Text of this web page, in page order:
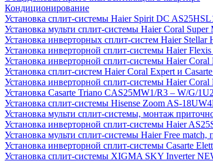
Кондиционирование
Установка сплит-системы Haier Spirit DC
Установка мульти сплит-системы Haier Coral
Установка инверторных сплит-систем Haier Stellar
Установка инверторной сплит-системы Haier
Установка инверторной сплит-системы Haier
Установка сплит-систем Haier Coral Expert и
Установка инверторной сплит-системы Haier
Установка Casarte Triano CAS25MW1/R3 – W/G/
Установка сплит-системы Hisense Zoom AS-
Установка мульти сплит-системы, монтаж
Установка инверторной сплит-системы Haier
Установка мульти сплит-системы Haier Free
Установка инверторной сплит-системы Casarte
Установка сплит-системы XIGMA SKY Inverter